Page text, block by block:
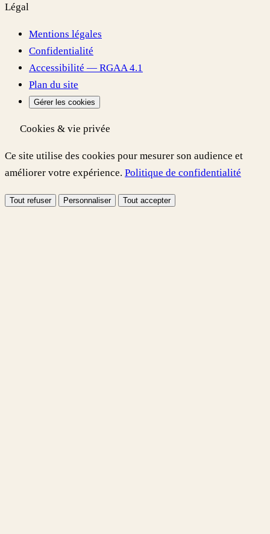
Légal
Mentions légales
Confidentialité
Accessibilité — RGAA 4.1
Plan du site
Gérer les cookies
Cookies & vie privée
Ce site utilise des cookies pour mesurer son audience et
améliorer votre expérience. Politique de confidentialité
Tout refuser Personnaliser Tout accepter